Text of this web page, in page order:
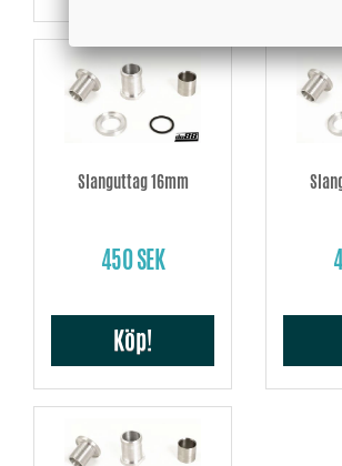
Slanguttag 16mm
450 SEK
Köp!